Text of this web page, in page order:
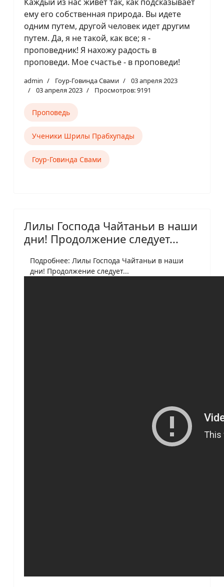
ему его собственная природа. Вы идете
одним путем, другой человек идет другим
путем. Да, я не такой, как все; я -
проповедник! Я нахожу радость в
проповеди. Мое счастье - в проповеди!
admin Гоур-Говинда Свами
03 апреля 2023
03 апреля 2023
Просмотров: 9191
Проповедь
Ученики Шрилы Прабхупады
Гоур-Говинда Свами
Лилы Господа Чайтаньи в наши
дни! Продолжение следует...
Подробнее: Лилы Господа Чайтаньи в наши
дни! Продолжение следует...